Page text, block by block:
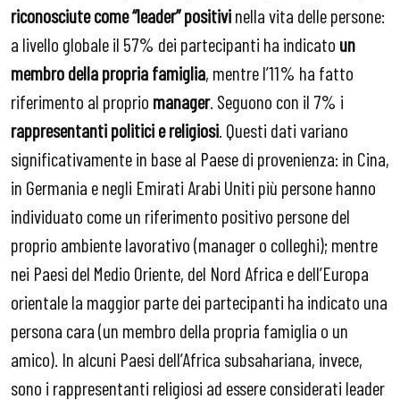
riconosciute come “leader” positivinella vita delle persone:
a livello globale il 57% dei partecipanti ha indicato un
membro della propria famiglia, mentre l’11% ha fatto
riferimento al proprio manager. Seguono con il 7% i
rappresentanti politici e religiosi . Questi dati variano
significativamente in base al Paese di provenienza: in Cina,
in Germania e negli Emirati Arabi Uniti più persone hanno
individuato come un riferimento positivo persone del
proprio ambiente lavorativo (manager o colleghi); mentre
nei Paesi del Medio Oriente, del Nord Africa e dell’Europa
orientale la maggior parte dei partecipanti ha indicato una
persona cara (un membro della propria famiglia o un
amico). In alcuni Paesi dell’Africa subsahariana, invece,
sono i rappresentanti religiosi ad essere considerati leader